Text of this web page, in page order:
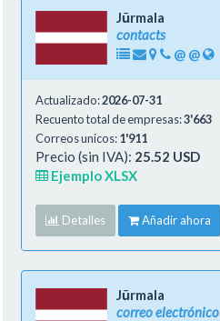
Jūrmala
contacts
@ @
Actualizado:2026-07-31
Recuento total de empresas:3'663
Correos unicos:1'911
Precio (sin IVA): 25.52 USD
Ejemplo XLSX
Detalles Añadir ahora
Jūrmala
correo electrónico